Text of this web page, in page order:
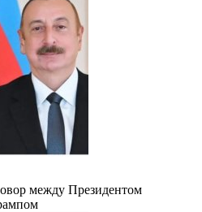
между Президентом